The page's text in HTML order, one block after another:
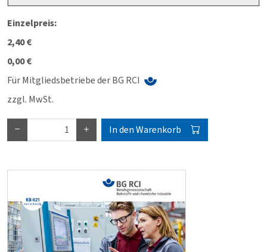
Einzelpreis:
2,40 €
0,00 €
Für Mitgliedsbetriebe der BG RCI
zzgl. MwSt.
In den Warenkorb